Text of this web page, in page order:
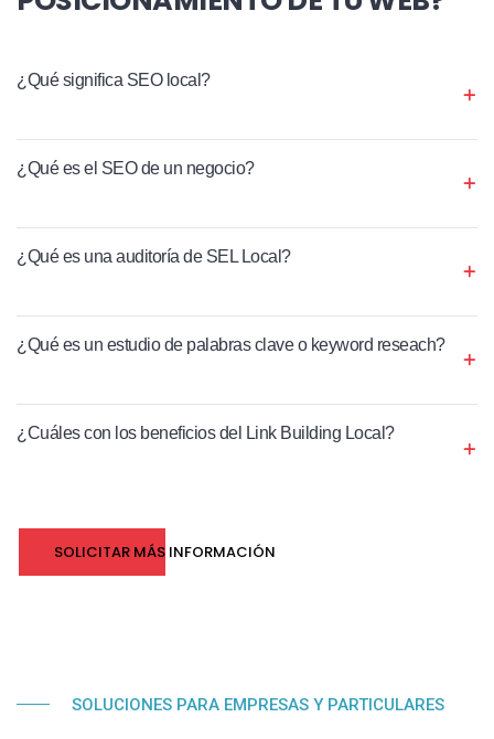
¿Qué significa SEO local?
¿Qué es el SEO de un negocio?
¿Qué es una auditoría de SEL Local?
¿Qué es un estudio de palabras clave o keyword reseach?
¿Cuáles con los beneficios del Link Building Local?
SOLICITAR MÁS INFORMACIÓN
SOLUCIONES PARA EMPRESAS Y PARTICULARES